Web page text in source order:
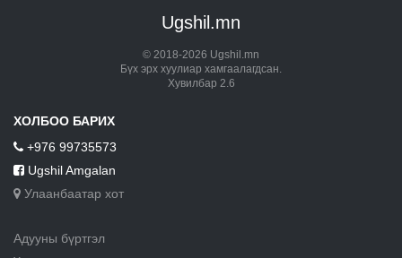
Ugshil.mn
© 2018-2026 Ugshil.mn
Бүх эрх хуулиар хамгаалагдсан.
Хувилбар 2.6
ХОЛБОО БАРИХ
+976 99735573
Ugshil Amgalan
Улаанбаатар хот
Адууны бүртгэл